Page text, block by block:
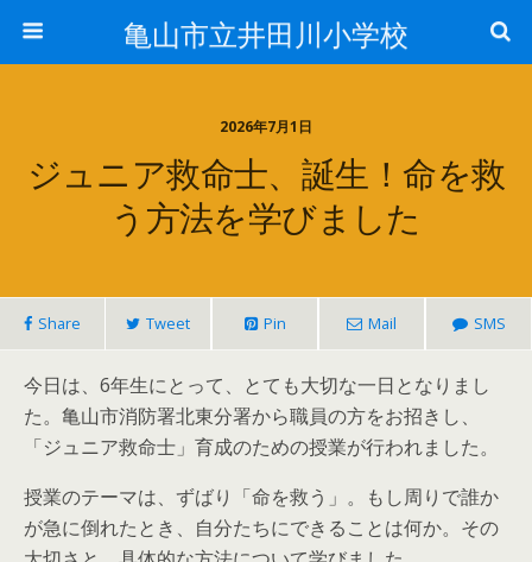
亀山市立井田川小学校
2026年7月1日
ジュニア救命士、誕生！命を救
う方法を学びました
Share Tweet Pin Mail SMS
今日は、6年生にとって、とても大切な一日となりまし
た。亀山市消防署北東分署から職員の方をお招きし、
「ジュニア救命士」育成のための授業が行われました。
授業のテーマは、ずばり「命を救う」。もし周りで誰か
が急に倒れたとき、自分たちにできることは何か。その